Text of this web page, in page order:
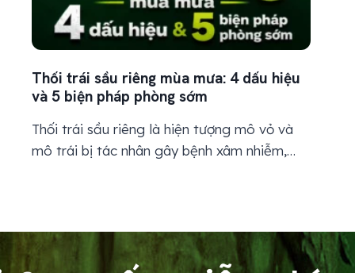
Thối trái sầu riêng mùa mưa: 4 dấu hiệu
và 5 biện pháp phòng sớm
Thối trái sầu riêng là hiện tượng mô vỏ và
mô trái bị tác nhân gây bệnh xâm nhiễm,
mưa, khi ẩm độ không khí cao, tán cây rậm